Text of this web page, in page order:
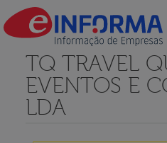
TQ TRAVEL
EVENTOS E
LDA